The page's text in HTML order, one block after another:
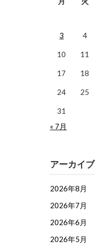
3 4
10 11
17 18
24 25
31
« 7月
アーカイブ
2026年8月
2026年7月
2026年6月
2026年5月